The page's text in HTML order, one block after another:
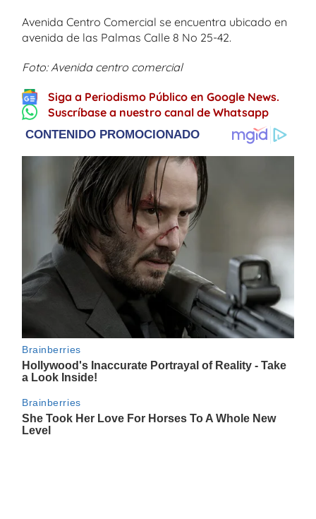
Avenida Centro Comercial se encuentra ubicado en
avenida de las Palmas Calle 8 No 25-42.
Foto: Avenida centro comercial
Siga a Periodismo Público en Google News.
Suscríbase a nuestro canal de Whatsapp